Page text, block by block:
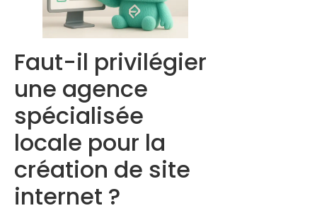
Faut-il privilégier
une agence
spécialisée
locale pour la
création de site
internet ?